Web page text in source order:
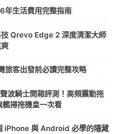
年生活費用完整指南
Qrevo Edge 2 深度清潔大師
旅客出發前必讀完整攻略
波騎士開箱評測！高頻震動拖
掃拖機皇一次看
iPhone 與 Android 必學的隱藏